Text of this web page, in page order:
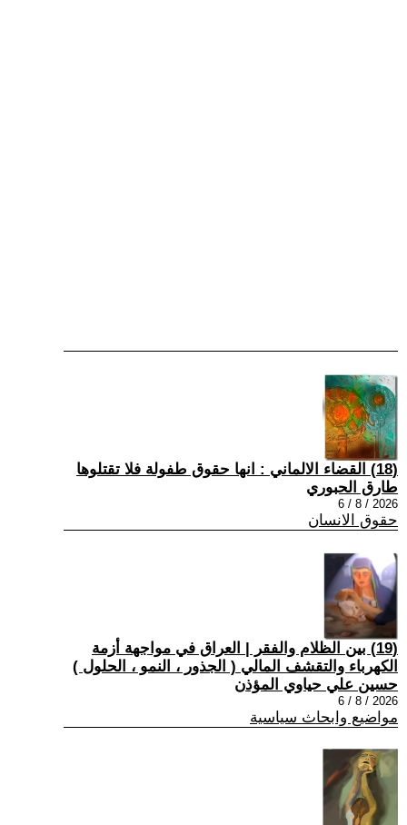
(18) القضاء الالماني : انها حقوق طفولة فلا تقتلوها
طارق الحبوري
2026 / 8 / 6
حقوق الانسان
(19) بين الظلام والفقر | العراق في مواجهة أزمة
الكهرباء والتقشف المالي ( الجذور ، النمو ، الحلول )
حسين علي حياوي المؤذن
2026 / 8 / 6
مواضيع وابحاث سياسية